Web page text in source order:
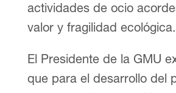
actividades de ocio
valor y fragilidad ecológica.
El Presidente de la GMU
que para el desarrollo del